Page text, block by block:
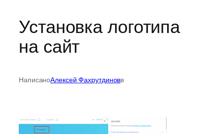
Установка логотипа
на сайт
НаписаноАлексей Фахрутдиновв